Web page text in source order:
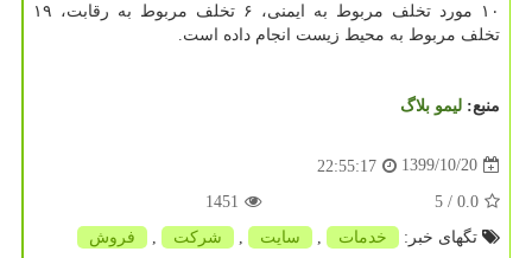
۱۰ مورد تخلف مربوط به ایمنی، ۶ تخلف مربوط به رقابت، ۱۹
تخلف مربوط به محیط زیست انجام داده است.
منبع: لیمو بلاگ
1399/10/20
22:55:17
0.0
/ 5
1451
تگهای خبر:
خدمات سایت شركت فروش